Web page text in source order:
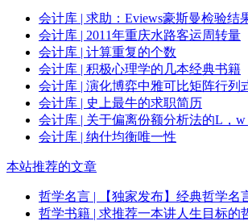
会计库 | 求助：Eviews豪斯曼检验结
会计库 | 2011年重庆水路客运周转量
会计库 | 计算重复的个数
会计库 | 积极心理学的几本经典书籍
会计库 | 演化博弈中雅可比矩阵行列
会计库 | 史上最牛的求职简历
会计库 | 关于偏离份额分析法的L，w
会计库 | 纳什均衡唯一性
本站推荐的文章
哲学名言 | 【独家发布】经典哲学名
哲学书籍 | 求推荐一本讲人生目标的